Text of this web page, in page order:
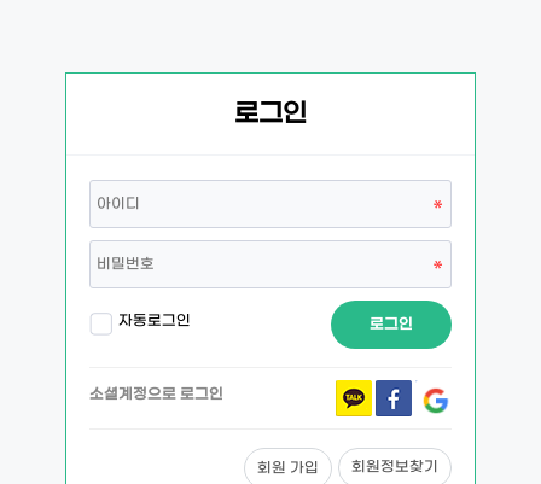
로그인
자동로그인 로그인
소셜계정으로 로그인
회원 가입 회원정보찾기